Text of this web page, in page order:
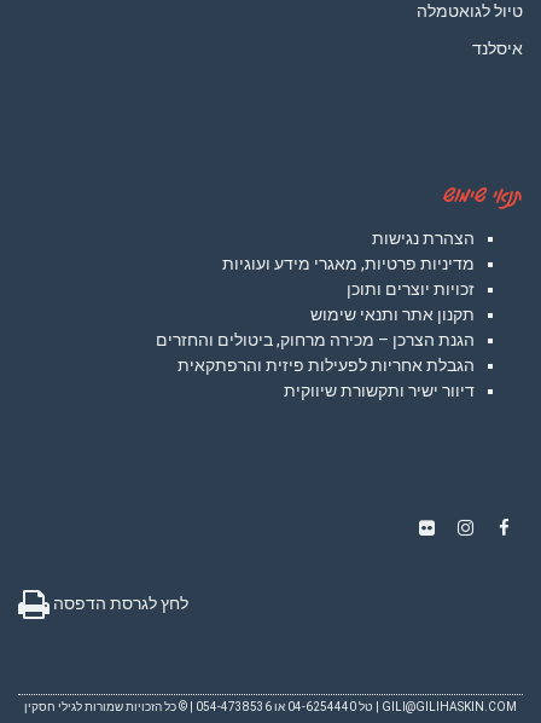
טיול לגואטמלה
איסלנד
תנאי שימוש
הצהרת נגישות
מדיניות פרטיות, מאגרי מידע ועוגיות
זכויות יוצרים ותוכן
תקנון אתר ותנאי שימוש
הגנת הצרכן – מכירה מרחוק, ביטולים והחזרים
הגבלת אחריות לפעילות פיזית והרפתקאית
דיוור ישיר ותקשורת שיווקית
לחץ לגרסת הדפסה
GILI@GILIHASKIN.COM | טל 04-6254440 או 054-4738536 | © כל הזכויות שמורות לגילי חסקין